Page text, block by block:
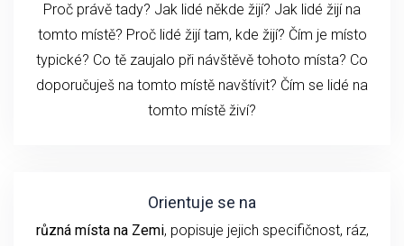
Proč právě tady? Jak lidé někde žijí? Jak lidé žijí na
tomto místě? Proč lidé žijí tam, kde žijí? Čím je místo
typické? Co tě zaujalo při návštěvě tohoto místa? Co
doporučuješ na tomto místě navštívit? Čím se lidé na
tomto místě živí?
Orientuje se na
různá místa na Zemi, popisuje jejich specifičnost, ráz,